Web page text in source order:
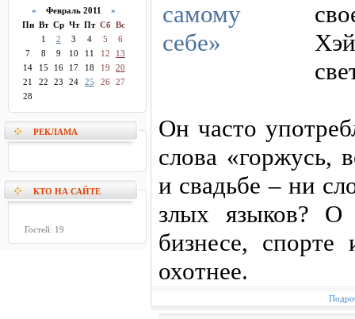
« Февраль 2011 »
Пн Вт Ср Чт Пт Сб Вс
1
2 3 4 5
6
7
8 9 10 11 12
13
14
15 16 17 18 19
20
21
22 23 24 25 26 27
28
РЕКЛАМА
КТО НА САЙТЕ
Гостей: 19
Он часто
слова
и свадьбе – ни
злых языков? О
бизнесе, спорте
охотнее.